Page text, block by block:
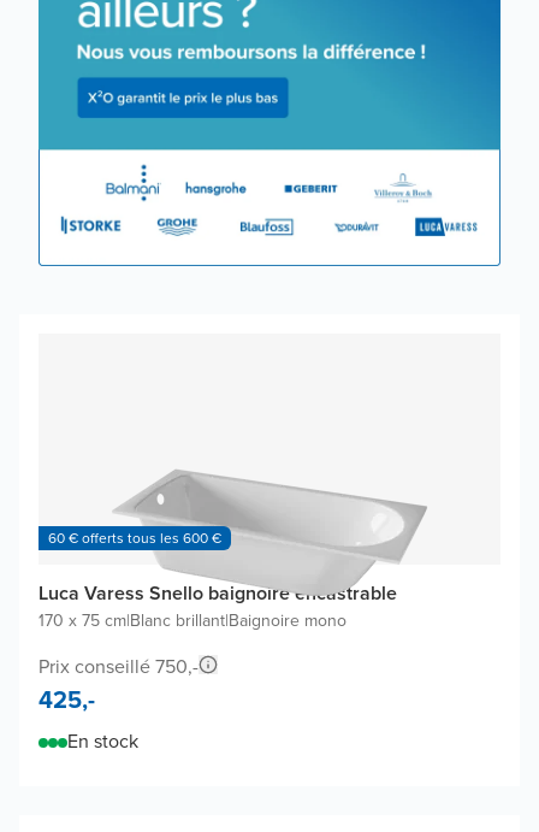
60 € offerts tous les 600 €
Luca Varess Snello baignoire encastrable
170 x 75 cm|Blanc brillant|Baignoire mono
Prix conseillé 750,-
425,-
En stock